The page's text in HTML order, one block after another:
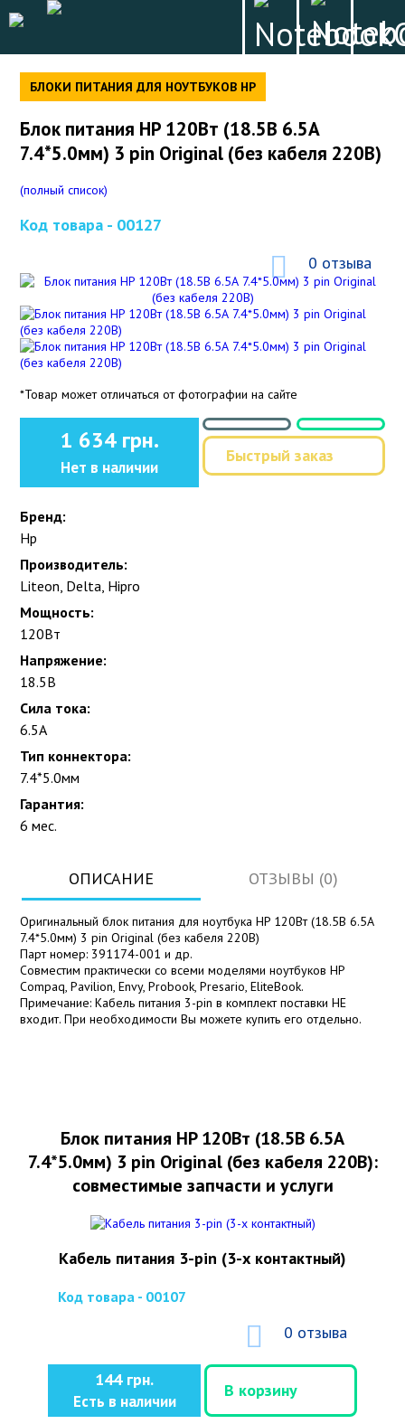
БЛОКИ ПИТАНИЯ ДЛЯ НОУТБУКОВ HP
Блок питания HP 120Вт (18.5В 6.5А
7.4*5.0мм) 3 pin Original (без кабеля 220В)
(полный список)
Код товара - 00127
0 отзыва
*Товар может отличаться от фотографии на сайте
1 634 грн.
Нет в наличии
Быстрый заказ
Бренд:
Hp
Производитель:
Liteon, Delta, Hipro
Мощность:
120Вт
Напряжение:
18.5В
Сила тока:
6.5А
Тип коннектора:
7.4*5.0мм
Гарантия:
6 мес.
ОПИСАНИЕ ОТЗЫВЫ (0)
Оригинальный блок питания для ноутбука HP 120Вт (18.5В 6.5А
7.4*5.0мм) 3 pin Original (без кабеля 220В)
Парт номер: 391174-001 и др.
Совместим практически со всеми моделями ноутбуков HP
Compaq, Pavilion, Envy, Probook, Presario, EliteBook.
Примечание: Кабель питания 3-pin в комплект поставки НЕ
входит. При необходимости Вы можете купить его отдельно.
Блок питания HP 120Вт (18.5В 6.5А
7.4*5.0мм) 3 pin Original (без кабеля 220В):
совместимые запчасти и услуги
Кабель питания 3-pin (3-х контактный)
Код товара - 00107
0 отзыва
144 грн.
Есть в наличии
В корзину